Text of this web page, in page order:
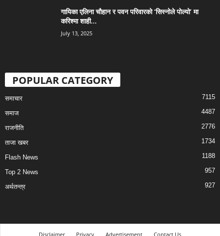
गायिका एलिना चौहान र पवन परिवारको ‘सिस्नोले पोल्यो’ मा
करिश्मा शाही...
July 13, 2025
POPULAR CATEGORY
समाचार 7115
समाज 4487
राजनीति 2776
ताजा खबर 1734
Flash News 1188
Top 2 News 957
अर्थतन्त्र 927
Disclaimer Privacy Advertisement Contact Us